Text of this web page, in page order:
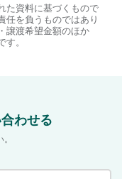
た資料に基づくもので
任を負うものではあり
譲渡希望金額のほか
。